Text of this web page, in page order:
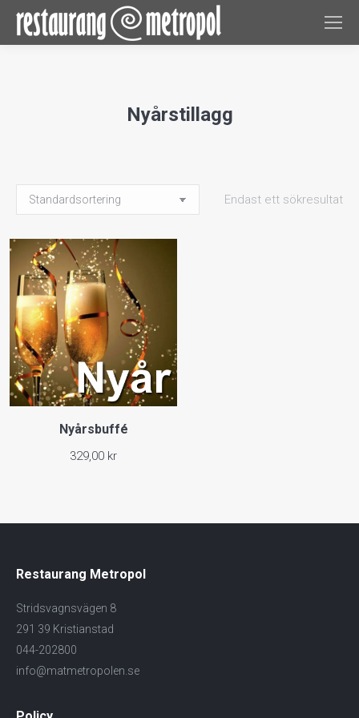
Nyårstillagg
Endast ett sökresultat
Nyårsbuffé
329,00 kr
Restaurang Metropol
Stridsvagnsvägen 8
291 39 Kristianstad
044-202800
info@matmetropolen.se